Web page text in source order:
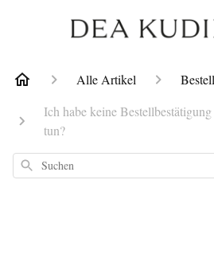
Alle Artikel
Ich habe keine
tun?
Suchen